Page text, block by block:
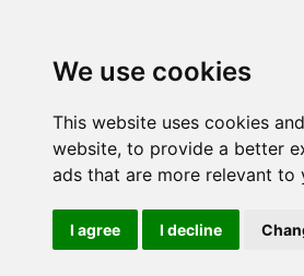
We use cookies
This website uses cookies
website, to provide a better
ads that are more relevant to
I agree I decline